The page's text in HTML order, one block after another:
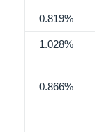
0.819%
1.028%
0.866%